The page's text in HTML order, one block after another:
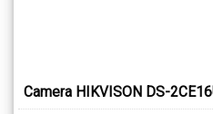
Camera HIKVISON DS-